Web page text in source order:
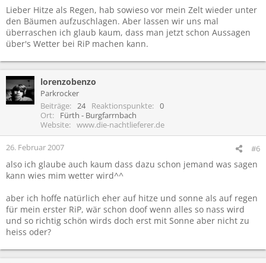
Lieber Hitze als Regen, hab sowieso vor mein Zelt wieder unter
den Bäumen aufzuschlagen. Aber lassen wir uns mal
überraschen ich glaub kaum, dass man jetzt schon Aussagen
über's Wetter bei RiP machen kann.
lorenzobenzo
Parkrocker
Beiträge
24 Reaktionspunkte
0
Ort
Fürth - Burgfarrnbach
Website
www.die-nachtlieferer.de
26. Februar 2007 #6
also ich glaube auch kaum dass dazu schon jemand was sagen
kann wies mim wetter wird^^
aber ich hoffe natürlich eher auf hitze und sonne als auf regen
für mein erster RiP, wär schon doof wenn alles so nass wird
und so richtig schön wirds doch erst mit Sonne aber nicht zu
heiss oder?